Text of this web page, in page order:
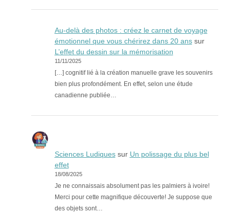
Au-delà des photos : créez le carnet de voyage
émotionnel que vous chérirez dans 20 anssur
L’effet du dessin sur la mémorisation
11/11/2025
[…] cognitif lié à la création manuelle grave les souvenirs
bien plus profondément. En effet, selon une étude
canadienne publiée…
Sciences Ludiquessur Un polissage du plus bel
effet
18/08/2025
Je ne connaissais absolument pas les palmiers à ivoire!
Merci pour cette magnifique découverte! Je suppose que
des objets sont…